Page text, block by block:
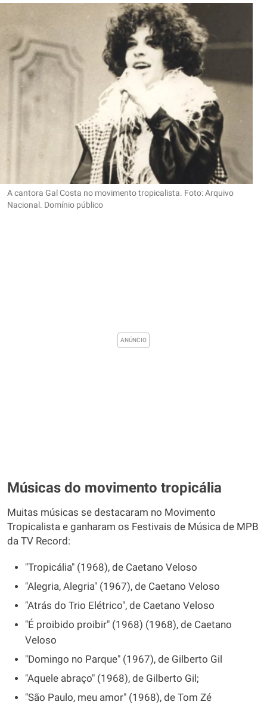
A cantora Gal Costa no movimento tropicalista. Foto: Arquivo
Nacional. Domínio público
Músicas do movimento tropicália
Muitas músicas se destacaram no Movimento
Tropicalista e ganharam os Festivais de Música de MPB
da TV Record:
"Tropicália" (1968), de Caetano Veloso
"Alegria, Alegria" (1967), de Caetano Veloso
"Atrás do Trio Elétrico", de Caetano Veloso
"É proibido proibir" (1968) (1968), de Caetano
Veloso
"Domingo no Parque" (1967), de Gilberto Gil
"Aquele abraço" (1968), de Gilberto Gil;
"São Paulo, meu amor" (1968), de Tom Zé